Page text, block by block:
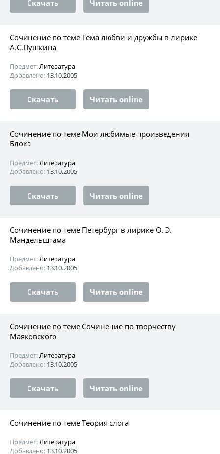
Скачать Читать online
Сочинение по теме Тема любви и дружбы в лирике
А.С.Пушкина
Предмет:Литература
Добавлено: 13.10.2005
Скачать Читать online
Сочинение по теме Мои любимые произведения
Блока
Предмет:Литература
Добавлено: 13.10.2005
Скачать Читать online
Сочинение по теме Петербург в лирике О. Э.
Мандельштама
Предмет:Литература
Добавлено: 13.10.2005
Скачать Читать online
Сочинение по теме Сочинение по творчеству
Маяковского
Предмет:Литература
Добавлено: 13.10.2005
Скачать Читать online
Сочинение по теме Теория слога
Предмет:Литература
Добавлено: 13.10.2005